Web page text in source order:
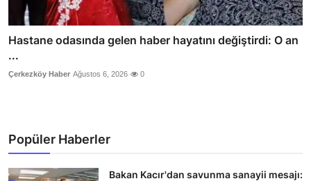
Hastane odasında gelen haber hayatını değiştirdi: O an
...
Çerkezköy Haber Ağustos 6, 2026 0
Popüler Haberler
Bakan Kacır'dan savunma sanayii mesajı: